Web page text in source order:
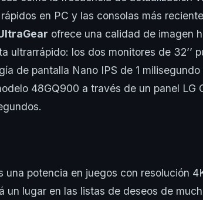
en PC y las consolas más
ofrece una calidad de imagen
ultrarrápido: los dos monitores de 32’’
de pantalla Nano IPS de 1
48GQ900 a través de un panel LG
una potencia en juegos con resolución
un lugar en las listas de deseos de